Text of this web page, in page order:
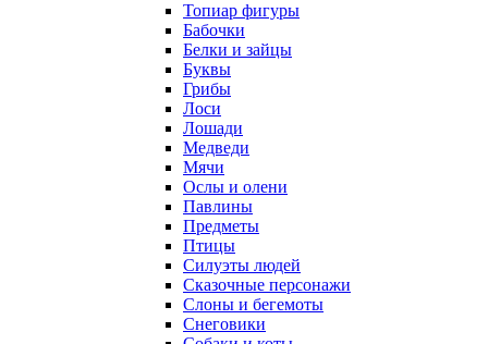
Топиар фигуры
Бабочки
Белки и зайцы
Буквы
Грибы
Лоси
Лошади
Медведи
Мячи
Ослы и олени
Павлины
Предметы
Птицы
Силуэты людей
Сказочные персонажи
Слоны и бегемоты
Снеговики